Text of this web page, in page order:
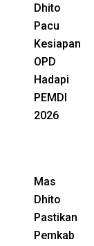
Dhito
Pacu
Kesiapan
OPD
Hadapi
PEMDI
2026
Mas
Dhito
Pastikan
Pemkab